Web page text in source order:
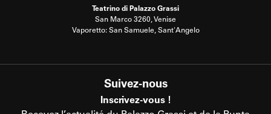
Teatrino di Palazzo Grassi
San Marco 3260, Venise
Vaporetto: San Samuele, Sant'Angelo
Suivez-nous
Inscrivez-vous !